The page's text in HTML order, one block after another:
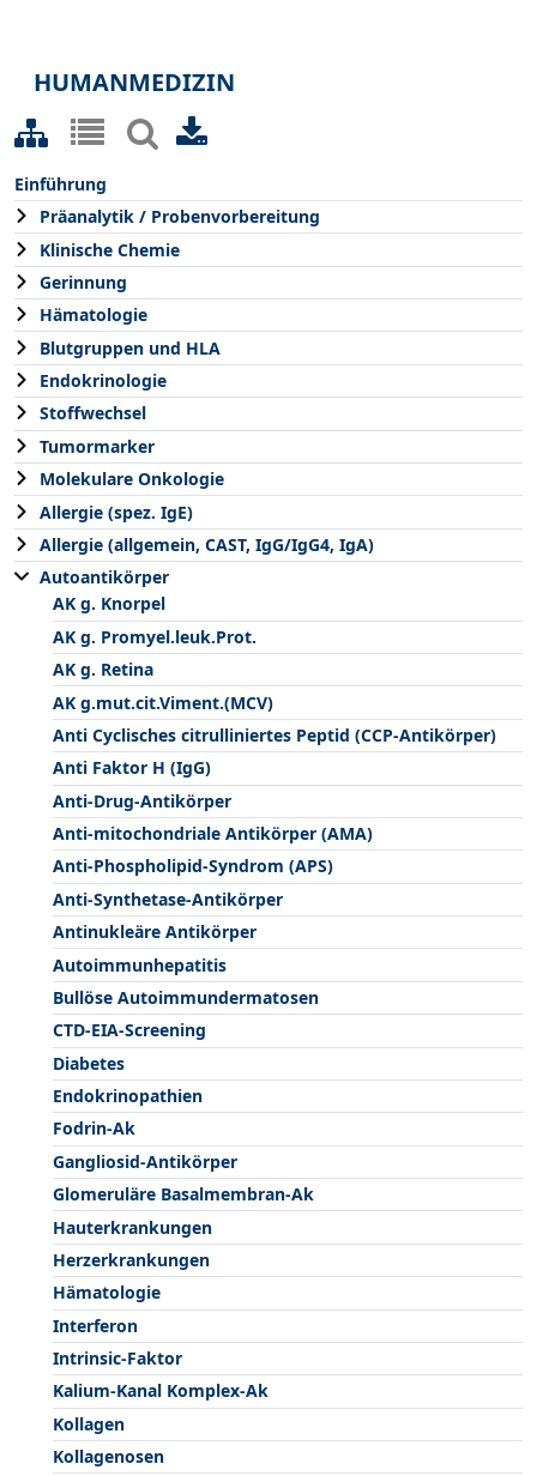
HUMANMEDIZIN
Einführung
Präanalytik / Probenvorbereitung
Klinische Chemie
Gerinnung
Hämatologie
Blutgruppen und HLA
Endokrinologie
Stoffwechsel
Tumormarker
Molekulare Onkologie
Allergie (spez. IgE)
Allergie (allgemein, CAST, IgG/IgG4, IgA)
Autoantikörper
AK g. Knorpel
AK g. Promyel.leuk.Prot.
AK g. Retina
AK g.mut.cit.Viment.(MCV)
Anti Cyclisches citrulliniertes Peptid (CCP-Antikörper)
Anti Faktor H (IgG)
Anti-Drug-Antikörper
Anti-mitochondriale Antikörper (AMA)
Anti-Phospholipid-Syndrom (APS)
Anti-Synthetase-Antikörper
Antinukleäre Antikörper
Autoimmunhepatitis
Bullöse Autoimmundermatosen
CTD-EIA-Screening
Diabetes
Endokrinopathien
Fodrin-Ak
Gangliosid-Antikörper
Glomeruläre Basalmembran-Ak
Hauterkrankungen
Herzerkrankungen
Hämatologie
Interferon
Intrinsic-Faktor
Kalium-Kanal Komplex-Ak
Kollagen
Kollagenosen